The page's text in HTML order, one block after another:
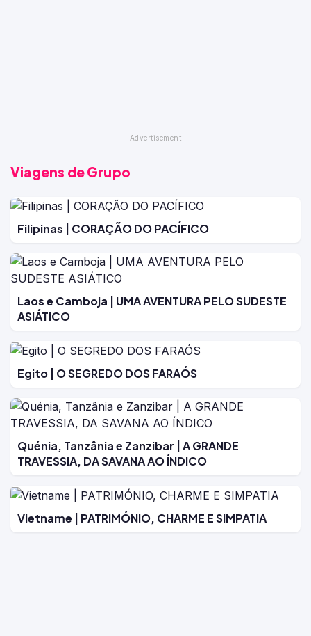
Viagens de Grupo
Filipinas | CORAÇÃO DO PACÍFICO
Laos e Camboja | UMA AVENTURA PELO SUDESTE
ASIÁTICO
Egito | O SEGREDO DOS FARAÓS
Quénia, Tanzânia e Zanzibar | A GRANDE
TRAVESSIA, DA SAVANA AO ÍNDICO
Vietname | PATRIMÓNIO, CHARME E SIMPATIA